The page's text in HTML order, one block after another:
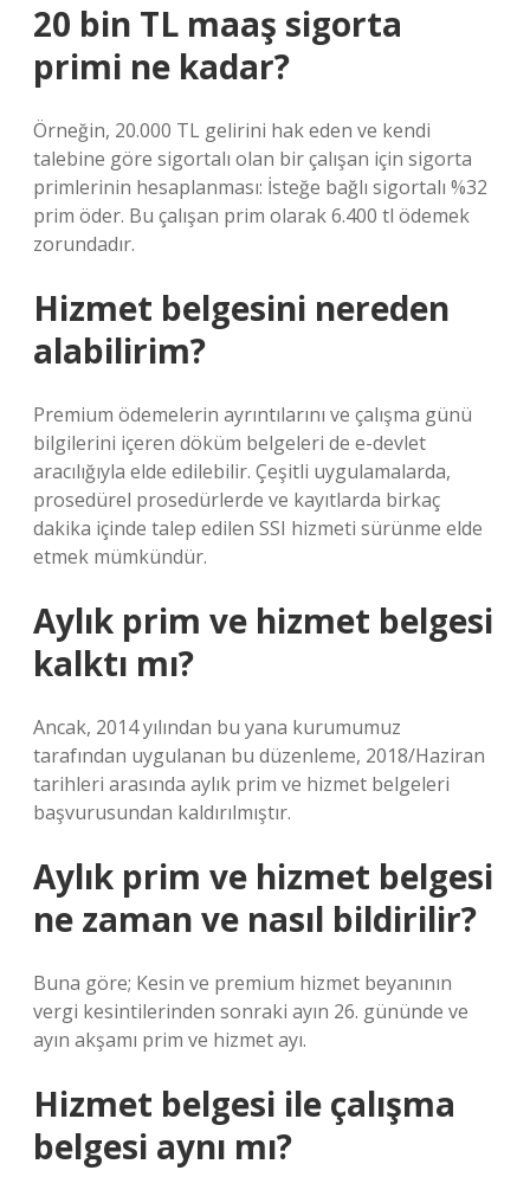
20 bin TL maaş sigorta
primi ne kadar?
Örneğin, 20.000 TL gelirini hak eden ve kendi
talebine göre sigortalı olan bir çalışan için sigorta
primlerinin hesaplanması: İsteğe bağlı sigortalı %32
prim öder. Bu çalışan prim olarak 6.400 tl ödemek
zorundadır.
Hizmet belgesini nereden
alabilirim?
Premium ödemelerin ayrıntılarını ve çalışma günü
bilgilerini içeren döküm belgeleri de e-devlet
aracılığıyla elde edilebilir. Çeşitli uygulamalarda,
prosedürel prosedürlerde ve kayıtlarda birkaç
dakika içinde talep edilen SSI hizmeti sürünme elde
etmek mümkündür.
Aylık prim ve hizmet belgesi
kalktı mı?
Ancak, 2014 yılından bu yana kurumumuz
tarafından uygulanan bu düzenleme, 2018/Haziran
tarihleri ​​arasında aylık prim ve hizmet belgeleri
başvurusundan kaldırılmıştır.
Aylık prim ve hizmet belgesi
ne zaman ve nasıl bildirilir?
Buna göre; Kesin ve premium hizmet beyanının
vergi kesintilerinden sonraki ayın 26. gününde ve
ayın akşamı prim ve hizmet ayı.
Hizmet belgesi ile çalışma
belgesi aynı mı?